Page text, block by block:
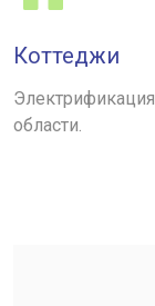
Коттеджи
области.